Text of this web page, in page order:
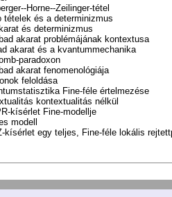
Horne--Zeilinger-tétel
és a determinizmus
és determinizmus
akarat problémájának kontextusa
akarat és a kvantummechanika
paradoxon
akarat fenomenológiája
feloldása
Fine-féle értelmezése
kontextualitás nélkül
kísérlet Fine-modellje
modell
egy teljes, Fine-féle lokális